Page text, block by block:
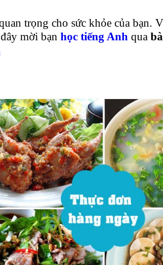
trọng cho sức khỏe của bạn.
mời bạn học tiếng Anh qua